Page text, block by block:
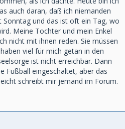
auch daran, daß ich niemanden
Sonntag und das ist oft ein Tag, wo
Meine Tochter und mein Enkel
nicht mit ihnen reden. Sie müssen
viel für mich getan in den
ist nicht erreichbar. Dann
Fußball eingeschaltet, aber das
schreibt mir jemand im Forum.